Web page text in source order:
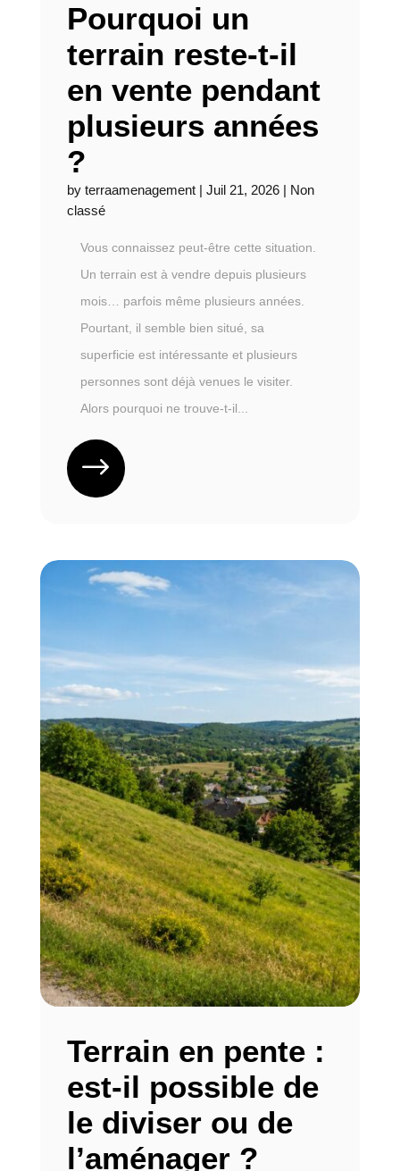
Pourquoi un
terrain reste-t-il
en vente pendant
plusieurs années
?
by terraamenagement| Juil 21, 2026| Non
classé
Vous connaissez peut-être cette situation.
Un terrain est à vendre depuis plusieurs
mois… parfois même plusieurs années.
Pourtant, il semble bien situé, sa
superficie est intéressante et plusieurs
personnes sont déjà venues le visiter.
Alors pourquoi ne trouve-t-il...
Terrain en pente :
est-il possible de
le diviser ou de
l’aménager ?